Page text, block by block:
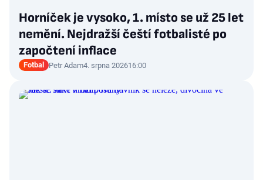
Horníček je vysoko, 1. místo se už 25 let
nemění. Nejdražší čeští fotbalisté po
započtení inflace
Fotbal Petr Adam4. srpna 202616:00